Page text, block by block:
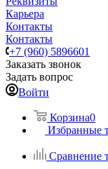
Карьера
Контакты
Контакты
+7 (960) 5896601
Заказать звонок
Задать вопрос
Войти
Корзина0
Избранные
Сравнение